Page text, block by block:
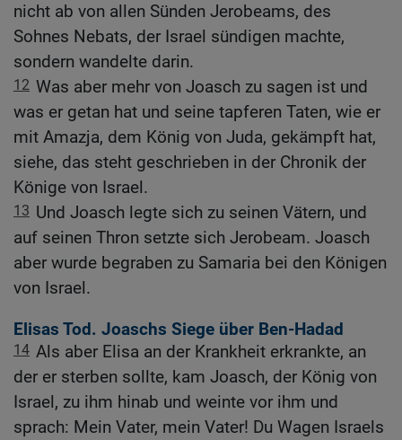
nicht ab von allen Sünden Jerobeams, des
Sohnes Nebats, der Israel sündigen machte,
sondern wandelte darin.
12 Was aber mehr von Joasch zu sagen ist und
was er getan hat und seine tapferen Taten, wie er
mit Amazja, dem König von Juda, gekämpft hat,
siehe, das steht geschrieben in der Chronik der
Könige von Israel.
13 Und Joasch legte sich zu seinen Vätern, und
auf seinen Thron setzte sich Jerobeam. Joasch
aber wurde begraben zu Samaria bei den Königen
von Israel.
Elisas Tod. Joaschs Siege über Ben-Hadad
14 Als aber Elisa an der Krankheit erkrankte, an
der er sterben sollte, kam Joasch, der König von
Israel, zu ihm hinab und weinte vor ihm und
sprach: Mein Vater, mein Vater! Du Wagen Israels